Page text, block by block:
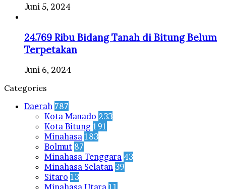
Juni 5, 2024
24.769 Ribu Bidang Tanah di Bitung Belum
Terpetakan
Juni 6, 2024
Categories
Daerah 787
Kota Manado 233
Kota Bitung 191
Minahasa 183
Bolmut 87
Minahasa Tenggara 43
Minahasa Selatan 39
Sitaro 13